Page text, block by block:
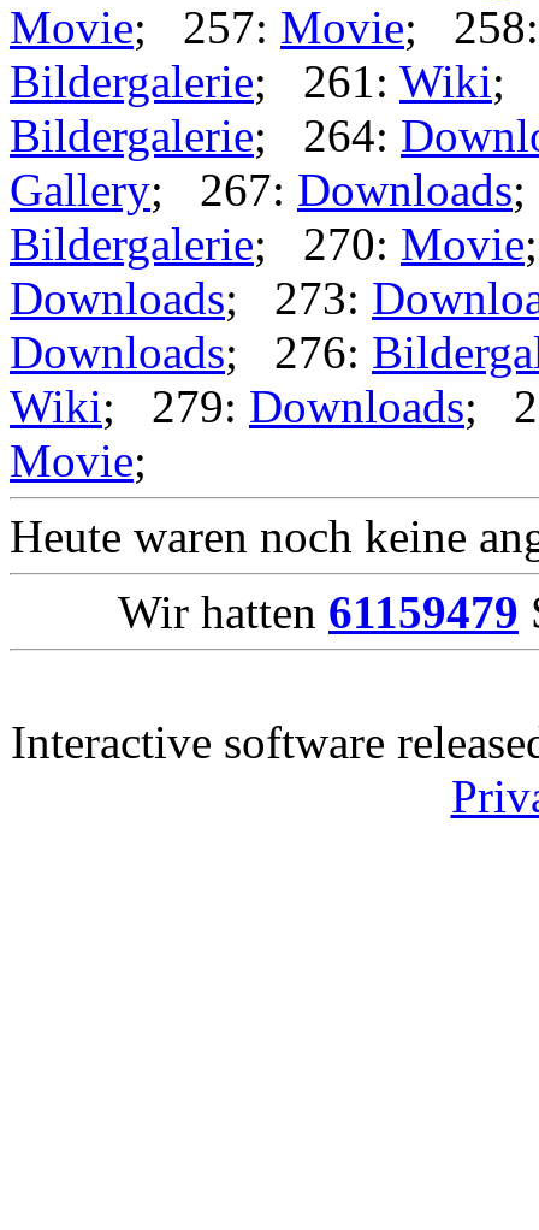
Movie; 257: Movie;
Bildergalerie; 261: Wiki;
Bildergalerie; 264:
Gallery; 267: Downloads
Bildergalerie; 270: Movie
Downloads; 273:
Downloads; 276:
Wiki; 279: Downloads;
Movie;
Heute waren noch keine
Wir hatten 61159479
Interactive software